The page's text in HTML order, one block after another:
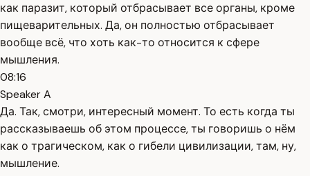
как паразит, который отбрасывает все органы, кроме
пищеварительных. Да, он полностью отбрасывает
вообще всё, что хоть как-то относится к сфере
мышления.
08:16
Speaker A
Да. Так, смотри, интересный момент. То есть когда ты
рассказываешь об этом процессе, ты говоришь о нём
как о трагическом, как о гибели цивилизации, там, ну,
мышление.